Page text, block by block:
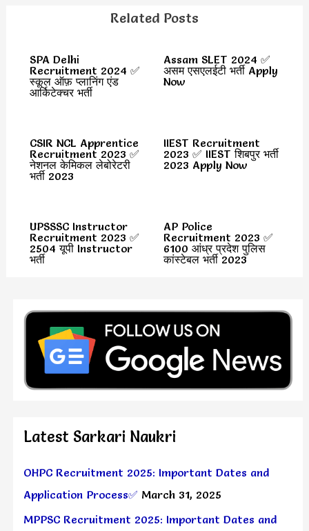
Related Posts
SPA Delhi
Recruitment 2024 ✅
स्कूल ऑफ़ प्लानिंग एंड
आर्किटेक्चर भर्ती
Assam SLET 2024 ✅
असम एसएलईटी भर्ती Apply
Now
CSIR NCL Apprentice
Recruitment 2023 ✅
नेशनल केमिकल लेबोरेटरी
भर्ती 2023
IIEST Recruitment
2023 ✅ IIEST शिबपुर भर्ती
2023 Apply Now
UPSSSC Instructor
Recruitment 2023 ✅
2504 यूपी Instructor
भर्ती
AP Police
Recruitment 2023 ✅
6100 आंध्र प्रदेश पुलिस
कांस्टेबल भर्ती 2023
Latest Sarkari Naukri
OHPC Recruitment 2025: Important Dates and
Application Process✅ March 31, 2025
MPPSC Recruitment 2025: Important Dates and